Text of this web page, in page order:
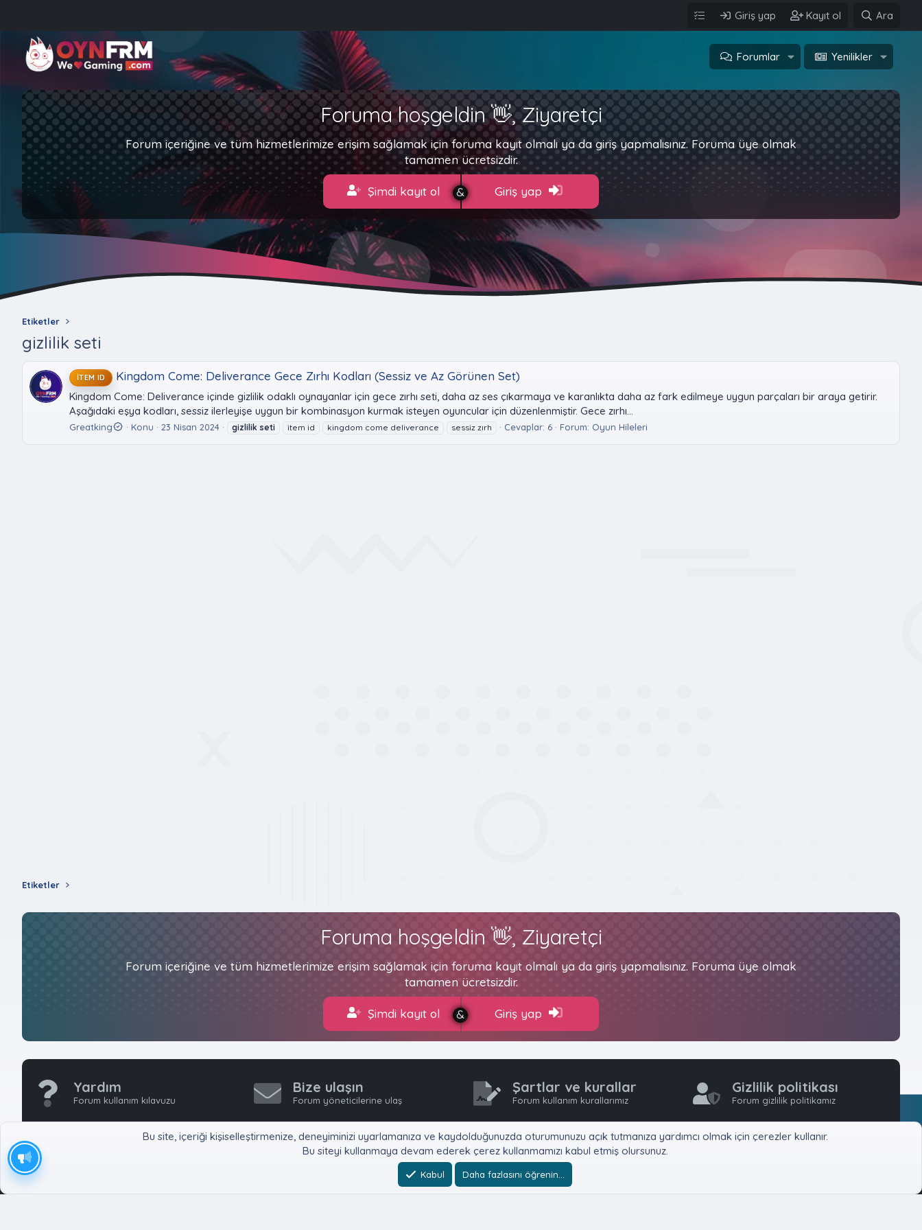
Giriş yap Kayıt ol Ara
Forumlar Yenilikler
Foruma hoşgeldin 👋, Ziyaretçi
Forum içeriğine ve tüm hizmetlerimize erişim sağlamak için foruma kayıt olmalı ya da giriş yapmalısınız. Foruma üye olmak
tamamen ücretsizdir.
Şimdi kayıt ol Giriş yap
Etiketler
gizlilik seti
İTEM ID Kingdom Come: Deliverance Gece Zırhı Kodları (Sessiz ve Az Görünen Set)
Kingdom Come: Deliverance içinde gizlilik odaklı oynayanlar için gece zırhı seti, daha az ses çıkarmaya ve karanlıkta daha az fark edilmeye uygun parçaları bir araya getirir.
Aşağıdaki eşya kodları, sessiz ilerleyişe uygun bir kombinasyon kurmak isteyen oyuncular için düzenlenmiştir. Gece zırhı...
Greatking Konu 23 Nisan 2024 gizlilik seti item id kingdom come deliverance sessiz zırh Cevaplar: 6 Forum: Oyun Hileleri
Etiketler
Foruma hoşgeldin 👋, Ziyaretçi
Forum içeriğine ve tüm hizmetlerimize erişim sağlamak için foruma kayıt olmalı ya da giriş yapmalısınız. Foruma üye olmak
tamamen ücretsizdir.
Şimdi kayıt ol Giriş yap
Yardım
Forum kullanım kılavuzu
Bize ulaşın
Forum yöneticilerine ulaş
Şartlar ve kurallar
Forum kullanım kurallarımız
Gizlilik politikası
Forum gizlilik politikamız
Bu site, içeriği kişiselleştirmenize, deneyiminizi uyarlamanıza ve kaydolduğunuzda oturumunuzu açık tutmanıza yardımcı olmak için çerezler kullanır.
Bu siteyi kullanmaya devam ederek çerez kullanmamızı kabul etmiş olursunuz.
Kabul Daha fazlasını öğrenin…